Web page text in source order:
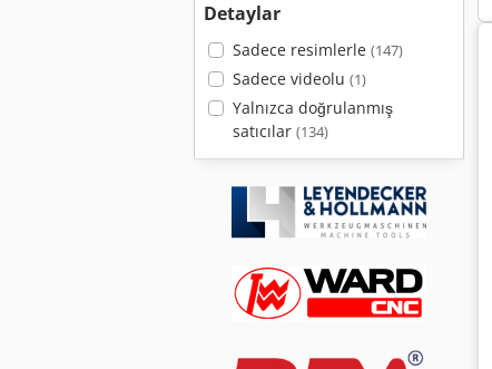
Detaylar
Sadece resimlerle (147)
Sadece videolu (1)
Yalnızca doğrulanmış
satıcılar (134)